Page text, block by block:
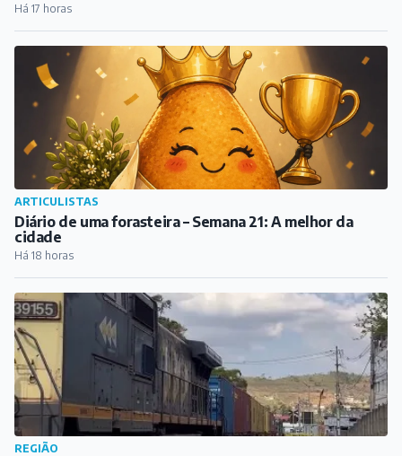
Há 17 horas
ARTICULISTAS
Diário de uma forasteira – Semana 21: A melhor da
cidade
Há 18 horas
REGIÃO